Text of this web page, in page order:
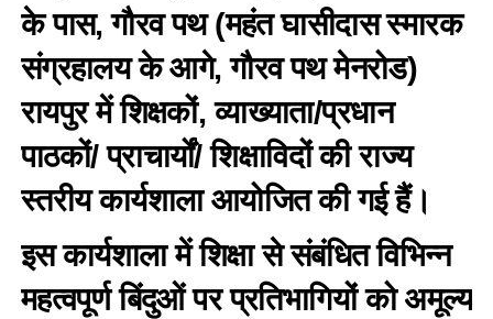
के पास, गौरव पथ (महंत घासीदास स्मारक
संग्रहालय के आगे, गौरव पथ मेनरोड)
रायपुर में शिक्षकों, व्याख्याता/प्रधान
पाठकों/ प्राचार्यों/ शिक्षाविदों की राज्य
स्तरीय कार्यशाला आयोजित की गई हैं।
इस कार्यशाला में शिक्षा से संबंधित विभिन्न
महत्वपूर्ण बिंदुओं पर प्रतिभागियों को अमूल्य